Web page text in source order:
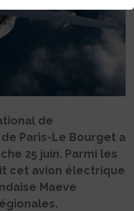
de
Paris-Le Bourget a
25 juin. Parmi les
cet avion électrique
Maeve